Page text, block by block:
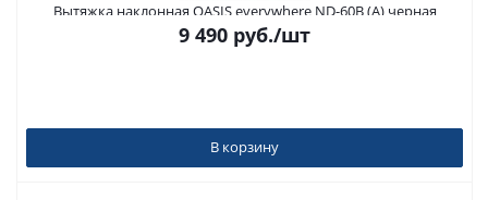
Вытяжка наклонная OASIS everywhere ND-60B (A) черная
9 490 руб./шт
В корзину